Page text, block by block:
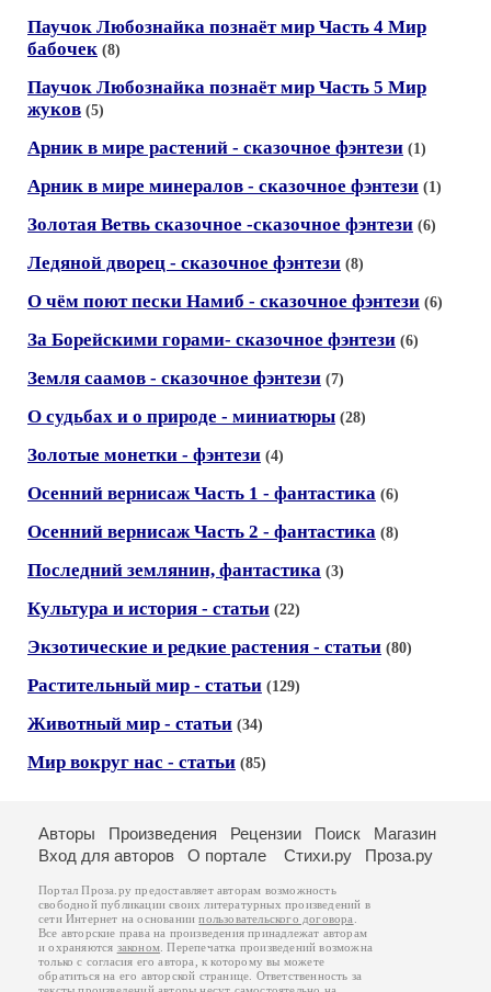
Паучок Любознайка познаёт мир Часть 4 Мир
бабочек (8)
Паучок Любознайка познаёт мир Часть 5 Мир
жуков (5)
Арник в мире растений - сказочное фэнтези (1)
Арник в мире минералов - сказочное фэнтези (1)
Золотая Ветвь сказочное -сказочное фэнтези (6)
Ледяной дворец - сказочное фэнтези (8)
О чём поют пески Намиб - сказочное фэнтези (6)
За Борейскими горами- сказочное фэнтези (6)
Земля саамов - сказочное фэнтези (7)
О судьбах и о природе - миниатюры (28)
Золотые монетки - фэнтези (4)
Осенний вернисаж Часть 1 - фантастика (6)
Осенний вернисаж Часть 2 - фантастика (8)
Последний землянин, фантастика (3)
Культура и история - статьи (22)
Экзотические и редкие растения - статьи (80)
Растительный мир - статьи (129)
Животный мир - статьи (34)
Мир вокруг нас - статьи (85)
Авторы Произведения Рецензии Поиск
Магазин
Вход для авторов
О портале Стихи.ру Проза.ру
Портал Проза.ру предоставляет авторам возможность
свободной публикации своих литературных произведений в
сети Интернет на основаниипользовательского договора
Все авторские права на произведения принадлежат авторам
и охраняются законом . Перепечатка произведений возможна
только с согласия его автора, к которому вы можете
обратиться на его авторской странице. Ответственность за